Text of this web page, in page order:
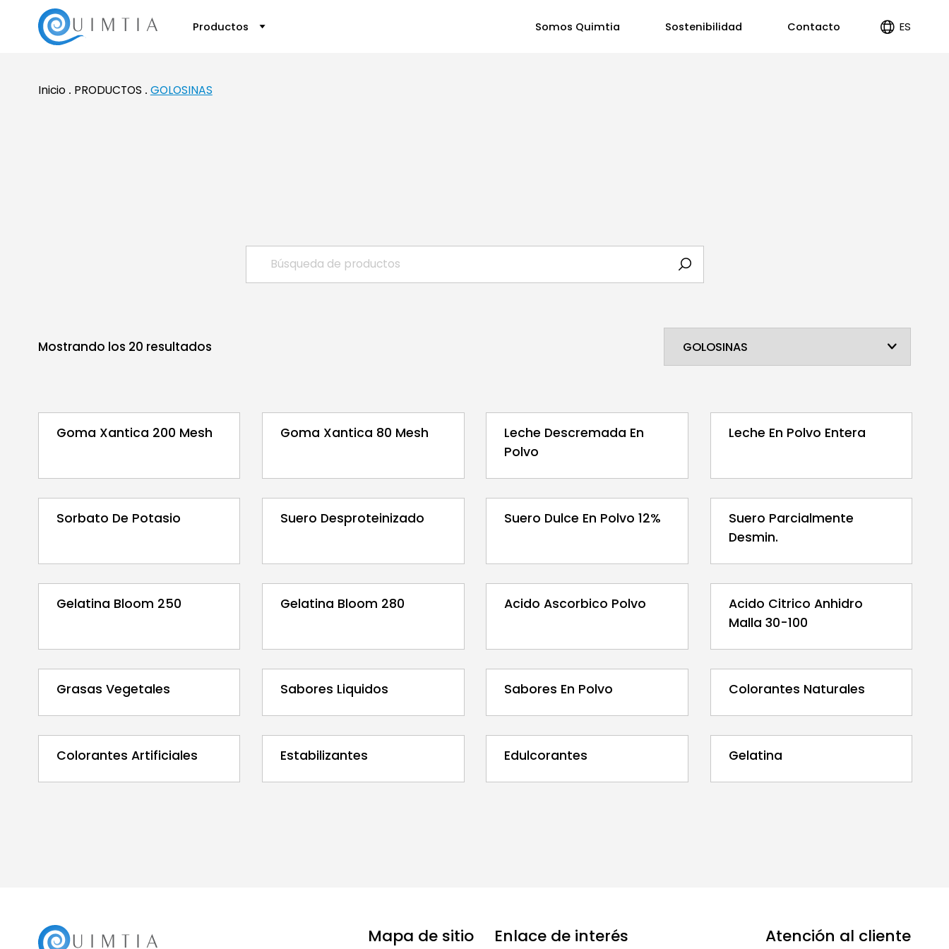
Productos Somos Quimtia Sostenibilidad Contacto ES
Inicio PRODUCTOS GOLOSINAS
Mostrando los 20 resultados
Goma Xantica 200 Mesh Goma Xantica 80 Mesh
Leche Descremada En
Polvo
Leche En Polvo Entera
Sorbato De Potasio Suero Desproteinizado Suero Dulce En Polvo 12%
Suero Parcialmente
Desmin.
Gelatina Bloom 250 Gelatina Bloom 280 Acido Ascorbico Polvo
Acido Citrico Anhidro
Malla 30-100
Grasas Vegetales Sabores Liquidos Sabores En Polvo Colorantes Naturales
Colorantes Artificiales Estabilizantes Edulcorantes Gelatina
Mapa de sitio Enlace de interés Atención al cliente